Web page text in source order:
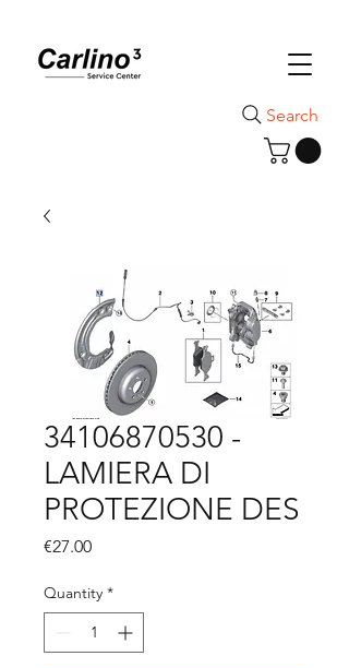
Search
34106870530 -
LAMIERA DI
PROTEZIONE DES
€27.00Price
Quantity *